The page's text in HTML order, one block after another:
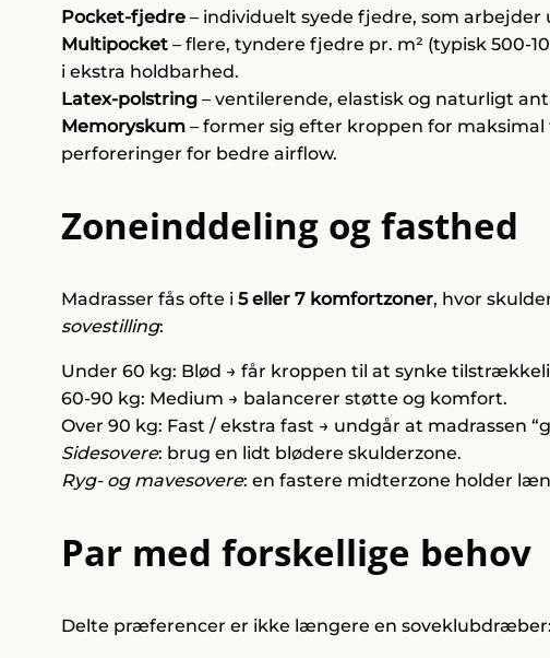
Pocket-fjedre – individuelt syede fjedre, som
Multipocket – flere, tyndere fjedre pr. m² (typisk 500-
i ekstra holdbarhed.
Latex-polstring – ventilerende, elastisk og naturligt
Memoryskum – former sig efter kroppen for
perforeringer for bedre airflow.
Zoneinddeling og fasthed
Madrasser fås ofte i 5 eller 7 komfortzoner, hvor
sovestilling:
Under 60 kg: Blød → får kroppen til at synke
60-90 kg: Medium → balancerer støtte og komfort.
Over 90 kg: Fast / ekstra fast → undgår at madrassen
Sidesovere: brug en lidt blødere skulderzone.
Ryg- og mavesovere: en fastere midterzone holder
Par med forskellige behov
Delte præferencer er ikke længere en soveklubdræber: